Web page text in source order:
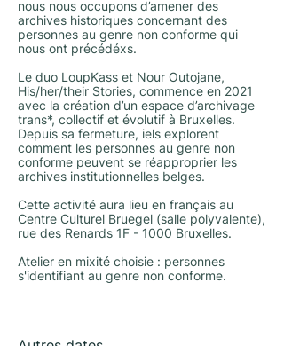
nous nous occupons d’amener des
archives historiques concernant des
personnes au genre non conforme qui
nous ont précédéxs.
Le duo LoupKass et Nour Outojane,
His/her/their Stories, commence en 2021
avec la création d’un espace d’archivage
trans*, collectif et évolutif à Bruxelles.
Depuis sa fermeture, iels explorent
comment les personnes au genre non
conforme peuvent se réapproprier les
archives institutionnelles belges.
Cette activité aura lieu en français au
Centre Culturel Bruegel (salle polyvalente),
rue des Renards 1F - 1000 Bruxelles.
Atelier en mixité choisie : personnes
s'identifiant au genre non conforme.